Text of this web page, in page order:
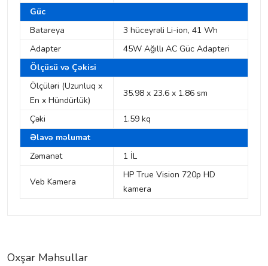
Güc
Batareya
3 hüceyrəli Li-ion, 41 Wh
Adapter
45W Ağıllı AC Güc Adapteri
Ölçüsü və Çəkisi
Ölçüləri (Uzunluq x
En x Hündürlük)
35.98 x 23.6 x 1.86 sm
Çəki
1.59 kq
Əlavə məlumat
Zəmanət
1 İL
Veb Kamera
HP True Vision 720p HD
kamera
Oxşar Məhsullar